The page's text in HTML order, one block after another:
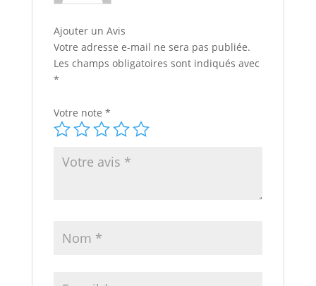
Ajouter un Avis
Votre adresse e-mail ne sera pas publiée.
Les champs obligatoires sont indiqués avec
*
Votre note *